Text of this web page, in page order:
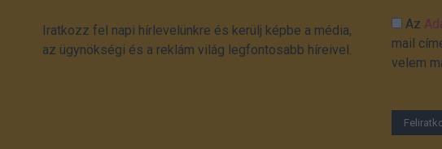
Iratkozz fel napi hírlevelünkre és kerülj képbe a média,
az ügynökségi és a reklám világ legfontosabb híreivel.
Az
mail
velem